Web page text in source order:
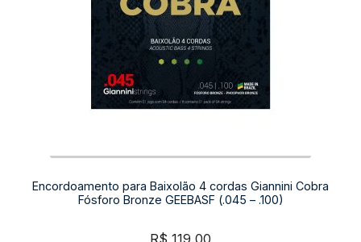
Encordoamento para Baixolão 4 cordas Giannini Cobra
Fósforo Bronze GEEBASF (.045 – .100)